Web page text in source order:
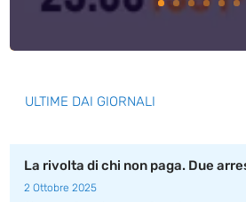
ULTIME DAI GIORNALI
La rivolta di chi non paga. Due
2 Ottobre 2025